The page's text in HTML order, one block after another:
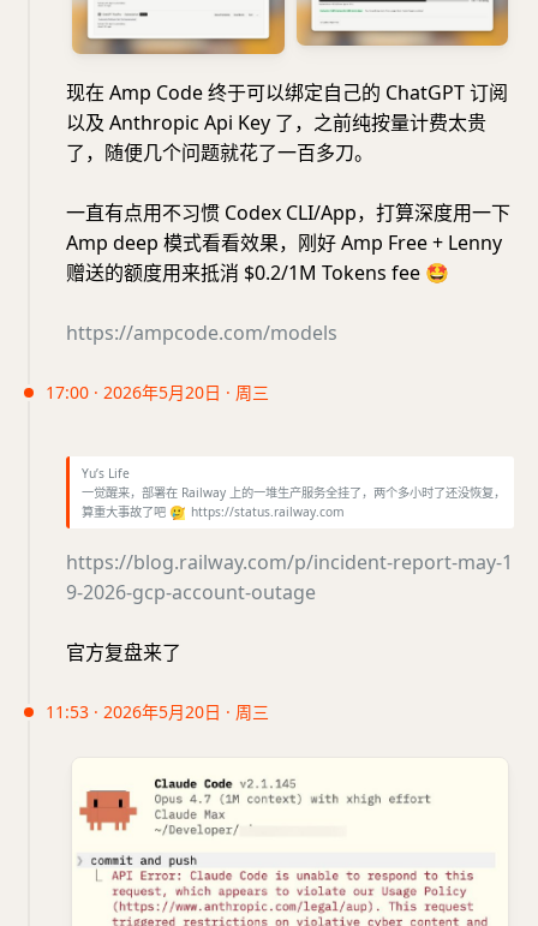
现在 Amp Code 终于可以绑定自己的 ChatGPT 订阅
以及 Anthropic Api Key 了，之前纯按量计费太贵
了，随便几个问题就花了一百多刀。
一直有点用不习惯 Codex CLI/App，打算深度用一下
Amp deep 模式看看效果，刚好 Amp Free + Lenny
赠送的额度用来抵消 $0.2/1M Tokens fee 🤩
https://ampcode.com/models
17:00 · 2026年5月20日 · 周三
Yu’s Life
一觉醒来，部署在 Railway 上的一堆生产服务全挂了，两个多小时了还没恢复，
算重大事故了吧 🥲 https://status.railway.com
https://blog.railway.com/p/incident-report-may-1
9-2026-gcp-account-outage
官方复盘来了
11:53 · 2026年5月20日 · 周三